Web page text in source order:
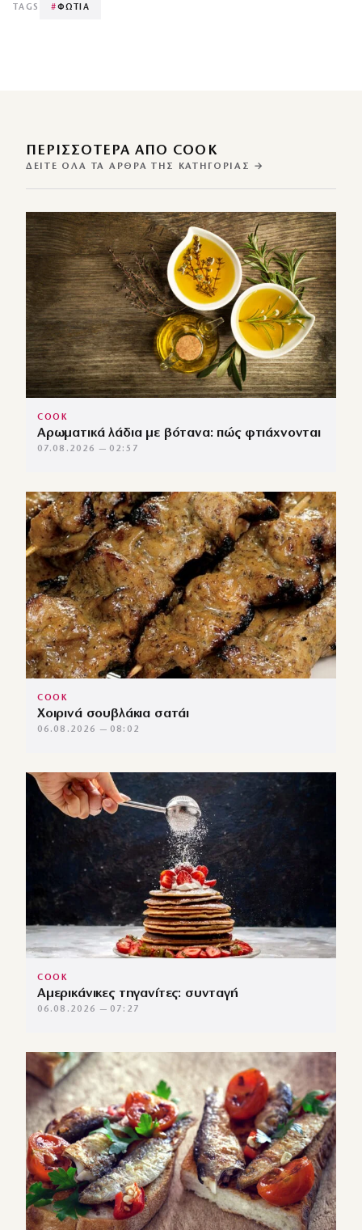
TAGS #ΦΩΤΙΑ
ΠΕΡΙΣΣΌΤΕΡΑ ΑΠΌ COOK
ΔΕΊΤΕ ΌΛΑ ΤΑ ΆΡΘΡΑ ΤΗΣ ΚΑΤΗΓΟΡΊΑΣ →
COOK
Αρωματικά λάδια με βότανα: πώς φτιάχνονται
07.08.2026 — 02:57
COOK
Χοιρινά σουβλάκια σατάι
06.08.2026 — 08:02
COOK
Αμερικάνικες τηγανίτες: συνταγή
06.08.2026 — 07:27